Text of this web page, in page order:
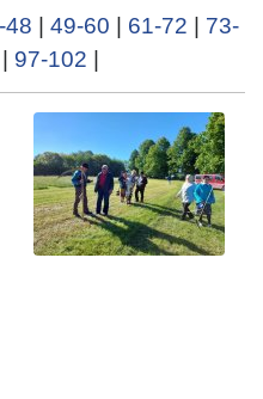
48 | 49-60 | 61-72 | 73-
| 97-102 |